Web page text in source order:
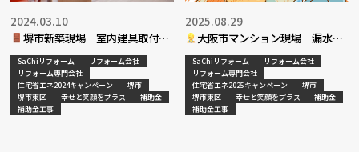
堺市新築現場 室内建具取付工
事完了
2024.03.10
SaChiリフォーム
リフォーム会社
リフォーム専門会社
住宅省エネ2024キャンペーン
堺市
堺市東区
幸せと笑顔をプラス
補助金
補助金工事
大阪市マンション現場 漏水調
査・復旧工事決定
2025.08.29
SaChiリフォーム
リフォーム会社
リフォーム専門会社
住宅省エネ2025キャンペーン
堺市
堺市東区
幸せと笑顔をプラス
補助金
補助金工事